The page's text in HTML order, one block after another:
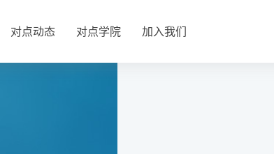
对点动态 对点学院 加入我们